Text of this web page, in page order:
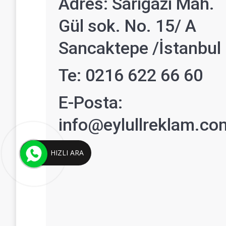
Gül sok. No. 15/ A
Sancaktepe /İstanbul
Te: 0216 622 66 60
E-Posta:
HIZLI ARA